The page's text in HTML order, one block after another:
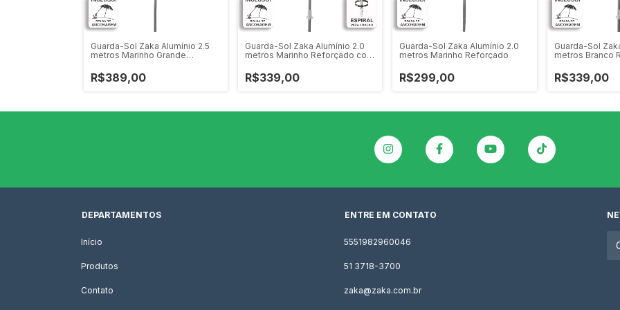
Guarda-Sol Zaka Alumínio 2.5
metros Marinho Grande
R$389,00
Guarda-Sol Zaka Alumínio 2.0
metros Marinho Reforçado com
R$339,00
Guarda-Sol Zaka Alumínio 2.0
metros Marinho Reforçado
R$299,00
Guarda-Sol
metros Branco
R$339,00
DEPARTAMENTOS
Início
Produtos
Contato
ENTRE EM CONTATO
5551982960046
51 3718-3700
zaka@zaka.com.br